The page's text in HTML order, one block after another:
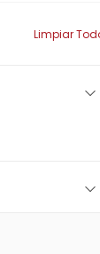
Limpiar